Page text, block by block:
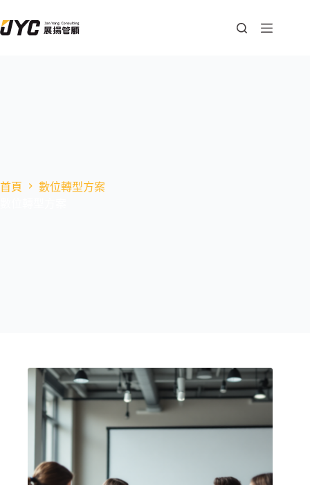
首頁
數位轉型方案